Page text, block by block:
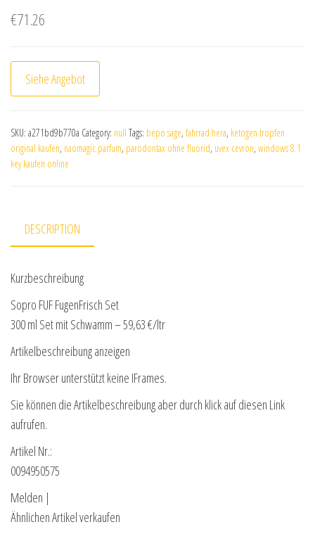
€71.26
Siehe Angebot
SKU: a271bd9b770a Category: null Tags: bepo säge, fahrrad hera, ketogen tropfen
original kaufen, naomagic parfum, parodontax ohne fluorid, uvex cevron, windows 8.1
key kaufen online
DESCRIPTION
Kurzbeschreibung
Sopro FUF FugenFrisch Set
300 ml Set mit Schwamm – 59,63 €/ltr
Artikelbeschreibung anzeigen
Ihr Browser unterstützt keine IFrames.
Sie können die Artikelbeschreibung aber durch klick auf diesen Link
aufrufen.
Artikel Nr.:
0094950575
Melden |
Ähnlichen Artikel verkaufen